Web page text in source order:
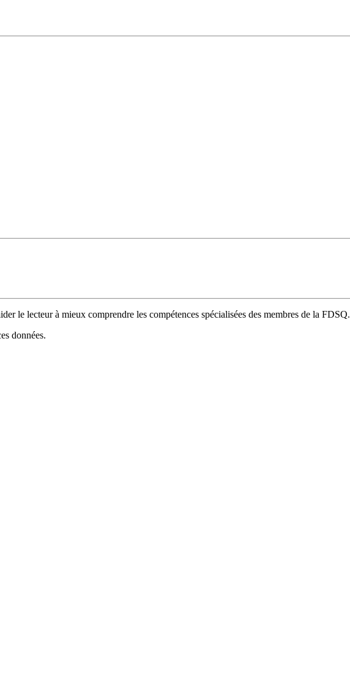
le lecteur à mieux comprendre les compétences spécialisées des membres de la FDSQ.
données.